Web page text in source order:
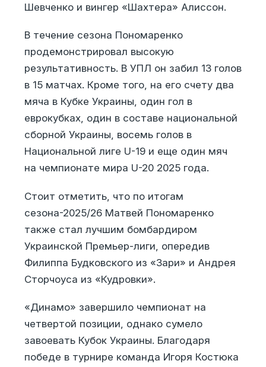
Шевченко и вингер «Шахтера» Алиссон.
В течение сезона Пономаренко
продемонстрировал высокую
результативность. В УПЛ он забил 13 голов
в 15 матчах. Кроме того, на его счету два
мяча в Кубке Украины, один гол в
еврокубках, один в составе национальной
сборной Украины, восемь голов в
Национальной лиге U-19 и еще один мяч
на чемпионате мира U-20 2025 года.
Стоит отметить, что по итогам
сезона-2025/26 Матвей Пономаренко
также стал лучшим бомбардиром
Украинской Премьер-лиги, опередив
Филиппа Будковского из «Зари» и Андрея
Сторчоуса из «Кудровки».
«Динамо» завершило чемпионат на
четвертой позиции, однако сумело
завоевать Кубок Украины. Благодаря
победе в турнире команда Игоря Костюка